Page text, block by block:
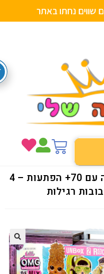
מ ב צ ע י ם נחתו
LOL REMIX סופר הפתעה עם 70+ הפתעות – 4